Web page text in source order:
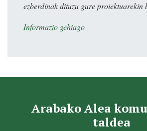
ezberdinak dituzu gure proiektuarekin
Informazio gehiago
Arabako Alea
taldea